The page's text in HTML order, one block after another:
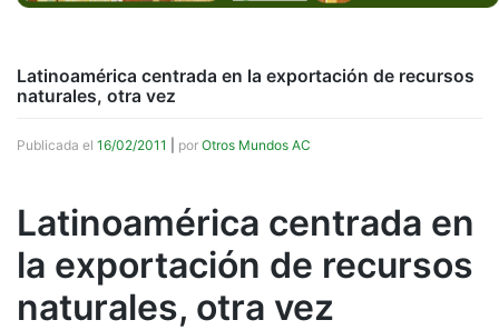
Latinoamérica centrada en la exportación de recursos
naturales, otra vez
Publicada el 16/02/2011 por Otros Mundos AC
Latinoamérica centrada en
la exportación de recursos
naturales, otra vez